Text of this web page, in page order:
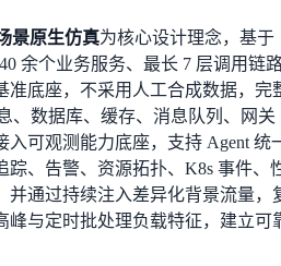
景原生仿真为核心设计理念，基于
余个业务服务、最长 7 层调用链
准底座，不采用人工合成数据，完
、数据库、缓存、消息队列、网关
入可观测能力底座，支持 Agent 统
踪、告警、资源拓扑、K8s 事件、
并通过持续注入差异化背景流量，
峰与定时批处理负载特征，建立可